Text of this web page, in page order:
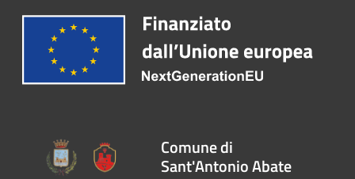
Comune di
Sant'Antonio Abate